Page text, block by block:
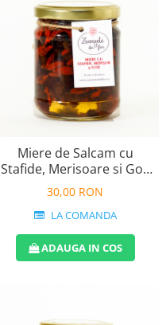
Miere de Salcam cu
Stafide, Merisoare si Goji
240g
30,00 RON
LA COMANDA
ADAUGA IN COS